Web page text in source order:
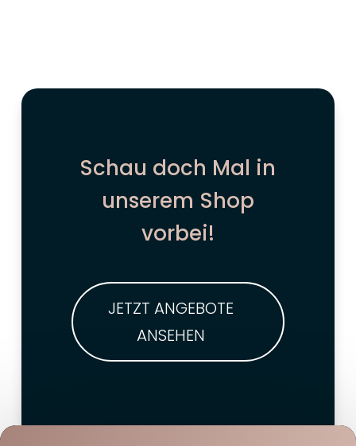
Schau doch Mal in
unserem Shop
vorbei!
JETZT ANGEBOTE
ANSEHEN